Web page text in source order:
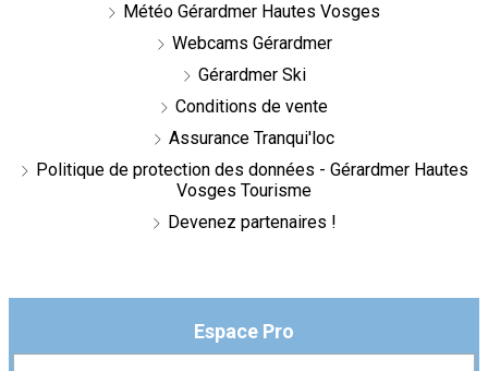
Météo Gérardmer Hautes Vosges
Webcams Gérardmer
Gérardmer Ski
Conditions de vente
Assurance Tranqui'loc
Politique de protection des données - Gérardmer Hautes
Vosges Tourisme
Devenez partenaires !
Espace Pro